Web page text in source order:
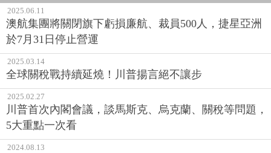
2025.06.11
澳航集團將關閉旗下虧損廉航、裁員500人，捷星亞洲
於7月31日停止營運
2025.03.14
全球關稅戰持續延燒！川普揚言絕不讓步
2025.02.27
川普首次內閣會議，談馬斯克、烏克蘭、關稅等問題，
5大重點一次看
2024.08.13